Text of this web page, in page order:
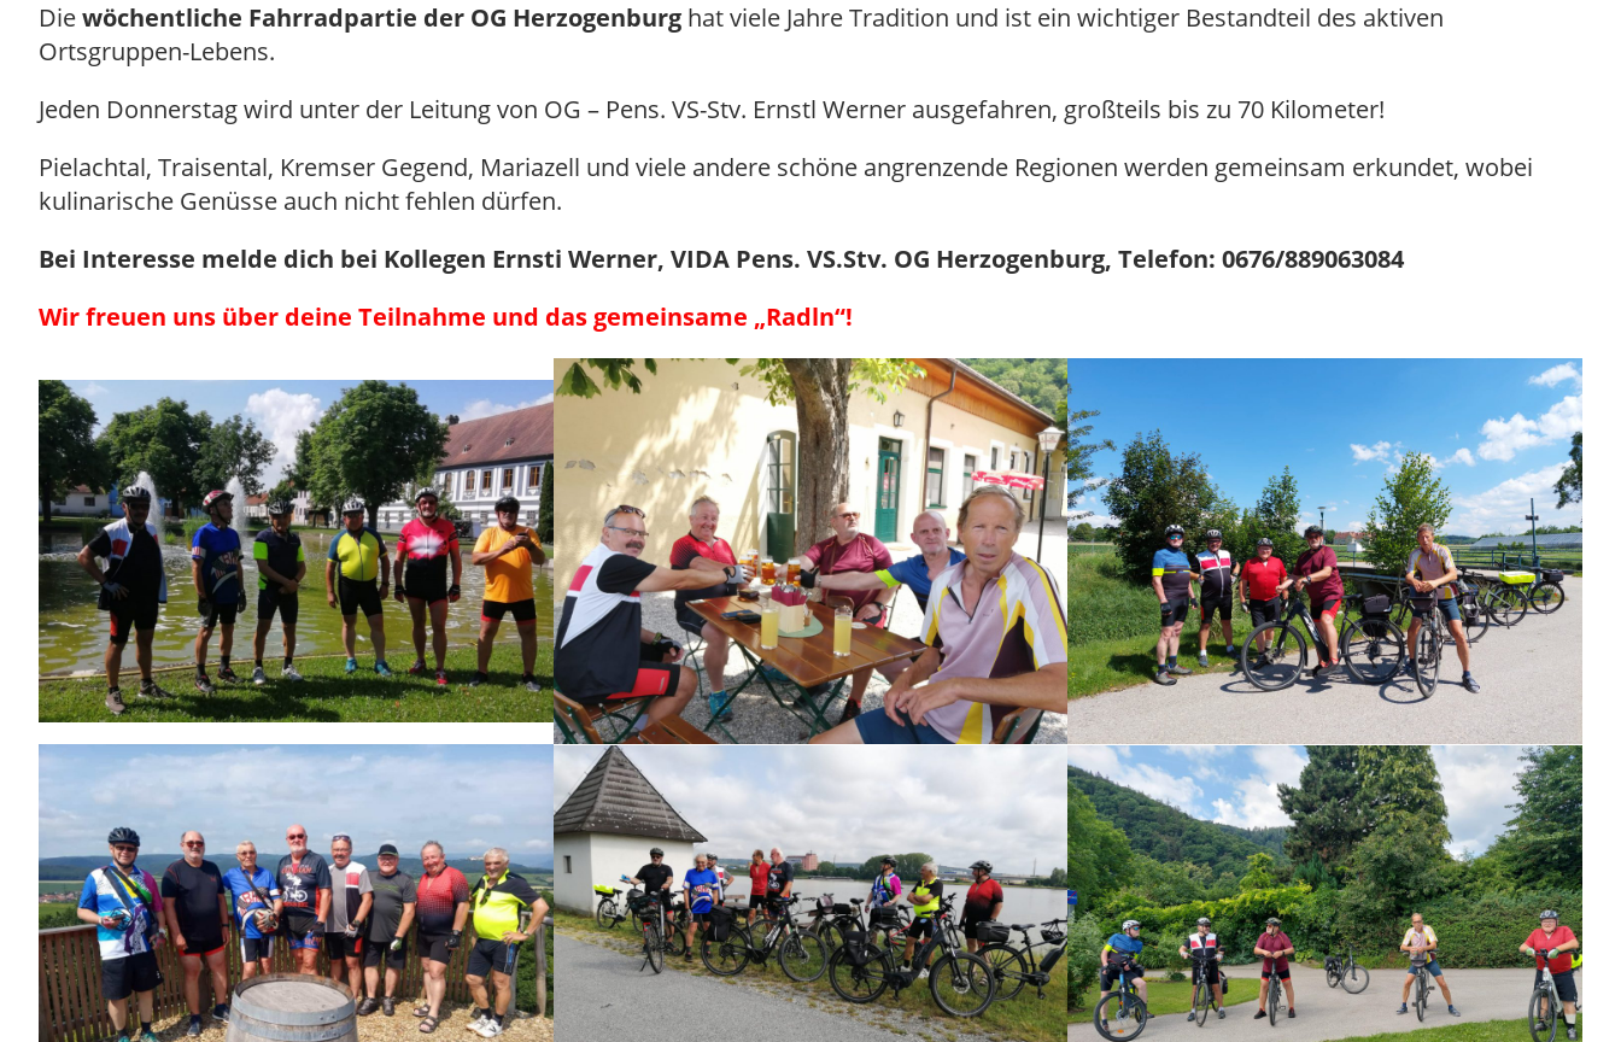
Diewöchentliche Fahrradpartie der OG Herzogenburg hat viele Jahre Tradition und ist ein wichtiger Bestandteil des aktiven
Ortsgruppen-Lebens.
Jeden Donnerstag wird unter der Leitung von OG – Pens. VS-Stv. Ernstl Werner ausgefahren, großteils bis zu 70 Kilometer!
Pielachtal, Traisental, Kremser Gegend, Mariazell und viele andere schöne angrenzende Regionen werden gemeinsam erkundet, wobei
kulinarische Genüsse auch nicht fehlen dürfen.
Bei Interesse melde dich bei Kollegen Ernsti Werner, VIDA Pens. VS.Stv. OG Herzogenburg, Telefon: 0676/889063084
Wir freuen uns über deine Teilnahme und das gemeinsame „Radln“!